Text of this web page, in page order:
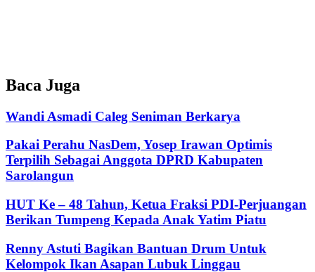
Baca Juga
Wandi Asmadi Caleg Seniman Berkarya
Pakai Perahu NasDem, Yosep Irawan Optimis
Terpilih Sebagai Anggota DPRD Kabupaten
Sarolangun
HUT Ke – 48 Tahun, Ketua Fraksi PDI-Perjuangan
Berikan Tumpeng Kepada Anak Yatim Piatu
Renny Astuti Bagikan Bantuan Drum Untuk
Kelompok Ikan Asapan Lubuk Linggau